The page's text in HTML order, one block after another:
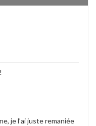
je l’ai juste remaniée